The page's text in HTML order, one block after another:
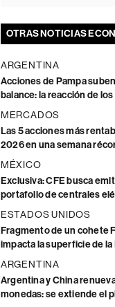
OTRAS NOTICIAS
ARGENTINA
Acciones de Pampa
balance: la reacción de
MERCADOS
Las 5 acciones más
2026 en una semana
MÉXICO
Exclusiva: CFE busca
portafolio de centrales
ESTADOS UNIDOS
Fragmento de un cohete
impacta la superficie de la
ARGENTINA
Argentina y China
monedas: se extiende el